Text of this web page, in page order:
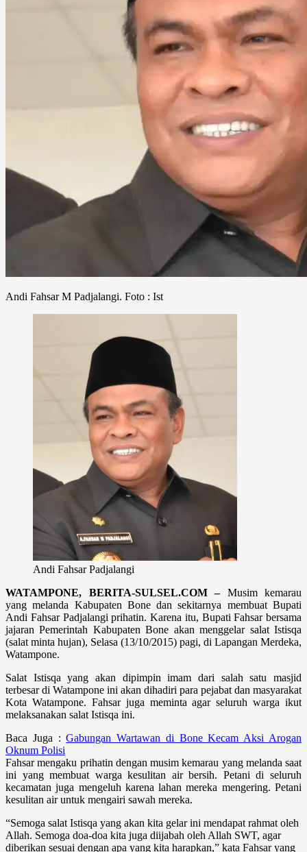
Andi Fahsar M Padjalangi. Foto : Ist
Andi Fahsar Padjalangi
WATAMPONE, BERITA-SULSEL.COM –Musim kemarau
yang melanda Kabupaten Bone dan sekitarnya membuat Bupati
Andi Fahsar Padjalangi prihatin. Karena itu, Bupati Fahsar bersama
jajaran Pemerintah Kabupaten Bone akan menggelar salat Istisqa
(salat minta hujan), Selasa (13/10/2015) pagi, di Lapangan Merdeka,
Watampone.
Salat Istisqa yang akan dipimpin imam dari salah satu masjid
terbesar di Watampone ini akan dihadiri para pejabat dan masyarakat
Kota Watampone. Fahsar juga meminta agar seluruh warga ikut
melaksanakan salat Istisqa ini.
Baca Juga :Gabungan Wartawan di Bone Kecam Aksi Arogan
Oknum Polisi
Fahsar mengaku prihatin dengan musim kemarau yang melanda saat
ini yang membuat warga kesulitan air bersih. Petani di seluruh
kecamatan juga mengeluh karena lahan mereka mengering. Petani
kesulitan air untuk mengairi sawah mereka.
“Semoga salat Istisqa yang akan kita gelar ini mendapat rahmat oleh
Allah. Semoga doa-doa kita juga diijabah oleh Allah SWT, agar
diberikan sesuai dengan apa yang kita harapkan,” kata Fahsar yang